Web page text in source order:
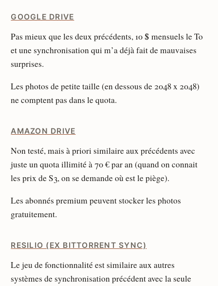
GOOGLE DRIVE
Pas mieux que les deux précédents, 10 $ mensuels le To
et une synchronisation qui m’a déjà fait de mauvaises
surprises.
Les photos de petite taille (en dessous de 2048 x 2048)
ne comptent pas dans le quota.
AMAZON DRIVE
Non testé, mais à priori similaire aux précédents avec
juste un quota illimité à 70 € par an (quand on connait
les prix de S3, on se demande où est le piège).
Les abonnés premium peuvent stocker les photos
gratuitement.
RESILIO (EX BITTORRENT SYNC)
Le jeu de fonctionnalité est similaire aux autres
systèmes de synchronisation précédent avec la seule